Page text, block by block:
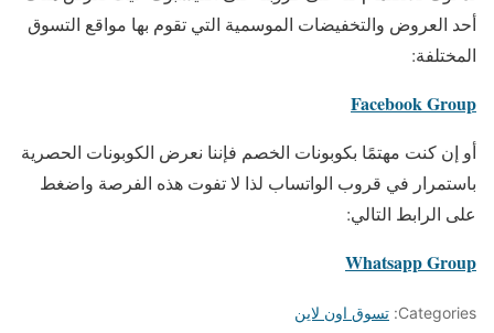
أحد العروض والتخفيضات الموسمية التي تقوم بها مواقع التسوق
المختلفة:
Facebook Group
أو إن كنت مهتمًا بكوبونات الخصم فإننا نعرض الكوبونات الحصرية
باستمرار في قروب الواتساب لذا لا تفوت هذه الفرصة واضغط
على الرابط التالي:
Whatsapp Group
Categories: تسوق اون لاين